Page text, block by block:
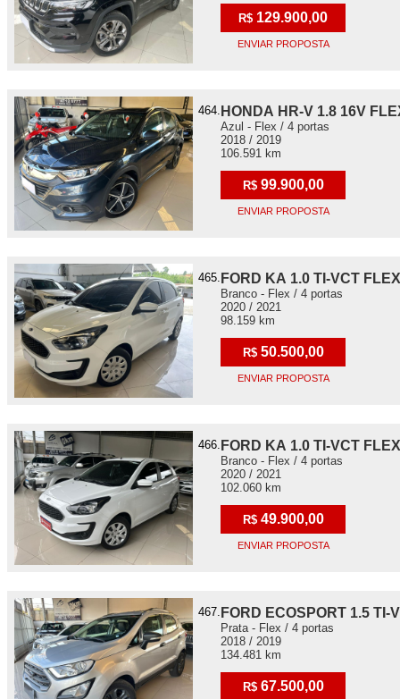
R$ 129.900,00
ENVIAR PROPOSTA
464. HONDA HR-V 1.8 16V
Azul - Flex / 4 portas
2018 / 2019
106.591 km
R$ 99.900,00
ENVIAR PROPOSTA
465. FORD KA 1.0 TI-VCT
Branco - Flex / 4 portas
2020 / 2021
98.159 km
R$ 50.500,00
ENVIAR PROPOSTA
466. FORD KA 1.0 TI-VCT
Branco - Flex / 4 portas
2020 / 2021
102.060 km
R$ 49.900,00
ENVIAR PROPOSTA
467. FORD ECOSPORT 1.5 TI-
Prata - Flex / 4 portas
2018 / 2019
134.481 km
R$ 67.500,00